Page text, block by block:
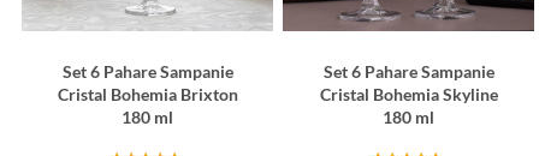
Set 6 Pahare Sampanie
Cristal Bohemia Brixton
180 ml
Set 6 Pahare Sampanie
Cristal Bohemia Skyline
180 ml